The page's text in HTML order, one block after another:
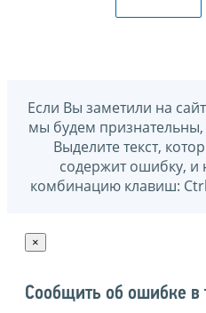
Если Вы заметили на
мы будем
Выделите текст,
содержит ошибку, и
комбинацию клавиш:
×
Сообщить об ошибке в